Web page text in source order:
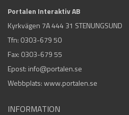
Portalen Interaktiv AB
Kyrkvägen 7A 444 31 STENUNGSUND
Tfn: 0303-679 50
Fax: 0303-679 55
Epost: info@portalen.se
Webbplats: www.portalen.se
INFORMATION